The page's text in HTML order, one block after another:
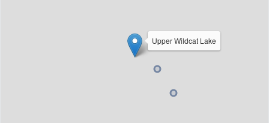
Upper Wildcat Lake